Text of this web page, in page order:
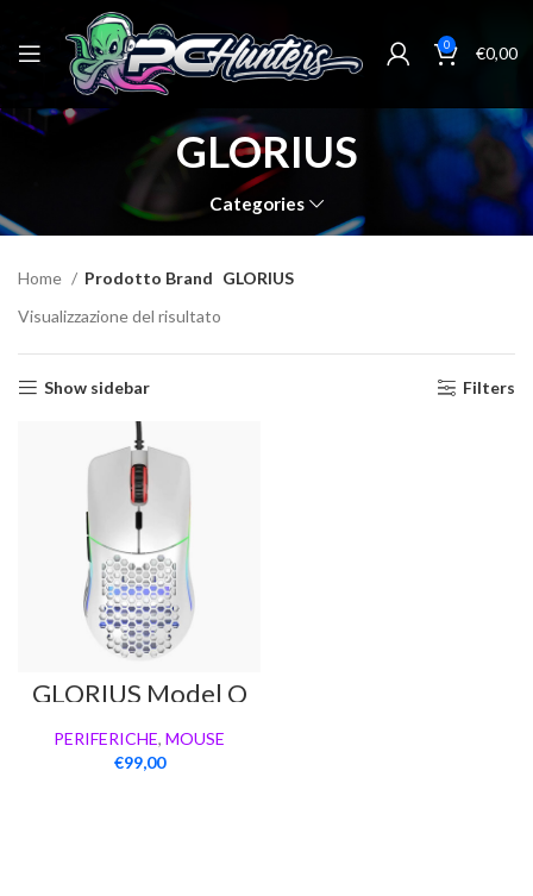
0 €0,00
GLORIUS
Categories
Home Prodotto Brand GLORIUS
Visualizzazione del risultato
Show sidebar Filters
GLORIUS Model O
White
PERIFERICHE, MOUSE
€99,00